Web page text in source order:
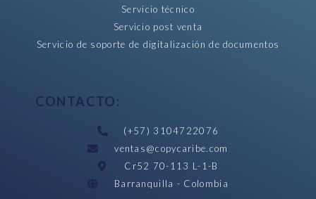
Servicio técnico
Servicio post venta
Servicio de soporte de digitalización de documentos
CONTACTO:
(+57) 3104722076
ventas@copycaribe.com
Cr52 70-113 L-1-B
Barranquilla - Colombia